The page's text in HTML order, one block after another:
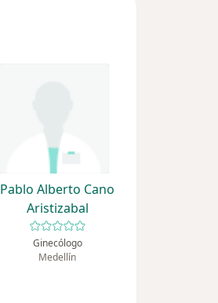
Pablo Alberto Cano
Aristizabal
Ginecólogo
Medellín